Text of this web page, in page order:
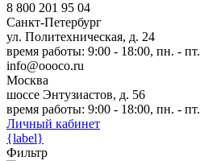
8 800 201 95 04
Санкт-Петербург
ул. Политехническая, д. 24
время работы: 9:00 - 18:00, пн. - пт.
info@oooco.ru
Москва
шоссе Энтузиастов, д. 56
время работы: 9:00 - 18:00, пн. - пт.
Личный кабинет
{label}
Фильтр